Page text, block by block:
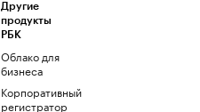
Другие
продукты
РБК
Облако для
бизнеса
Корпоративный
регистратор